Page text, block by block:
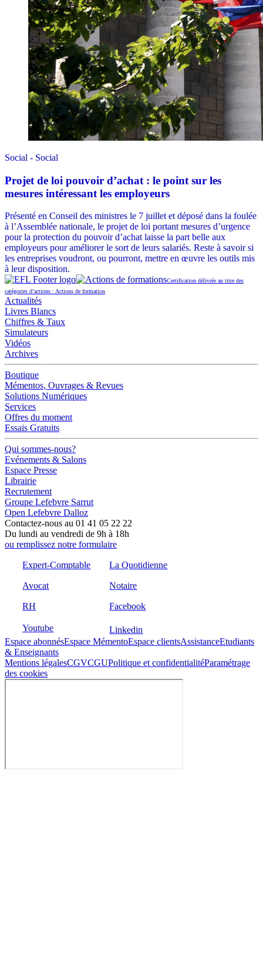
Social - Social
Projet de loi pouvoir d’achat : le point sur les
mesures intéressant les employeurs
Présenté en Conseil des ministres le 7 juillet et déposé dans la foulée
à l’Assemblée nationale, le projet de loi portant mesures d’urgence
pour la protection du pouvoir d’achat laisse la part belle aux
employeurs pour améliorer le sort de leurs salariés. Reste à savoir si
les entreprises voudront, ou pourront, mettre en œuvre les outils mis
à leur disposition.
Certification délivrée au titre des
catégories d’actions : Actions de formation
Actualités
Livres Blancs
Chiffres & Taux
Simulateurs
Vidéos
Archives
Boutique
Mémentos, Ouvrages & Revues
Solutions Numériques
Services
Offres du moment
Essais Gratuits
Qui sommes-nous?
Evénements & Salons
Espace Presse
Librairie
Recrutement
Groupe Lefebvre Sarrut
Open Lefebvre Dalloz
Contactez-nous au 01 41 05 22 22
Du lundi au vendredi de 9h à 18h
ou remplissez notre formulaire
Expert-Comptable La Quotidienne
Avocat Notaire
RH Facebook
Youtube
Linkedin
Espace abonnésEspace MémentoEspace clientsAssistanceEtudiants
& Enseignants
Mentions légalesCGVCGUPolitique et confidentialitéParamétrage
des cookies